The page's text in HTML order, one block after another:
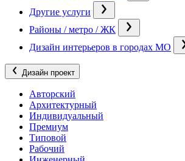
Другие услуги
Районы / метро / ЖК
Дизайн интерьеров в городах МО
Дизайн проект
Авторский
Архитектурный
Индивидуальный
Премиум
Типовой
Рабочий